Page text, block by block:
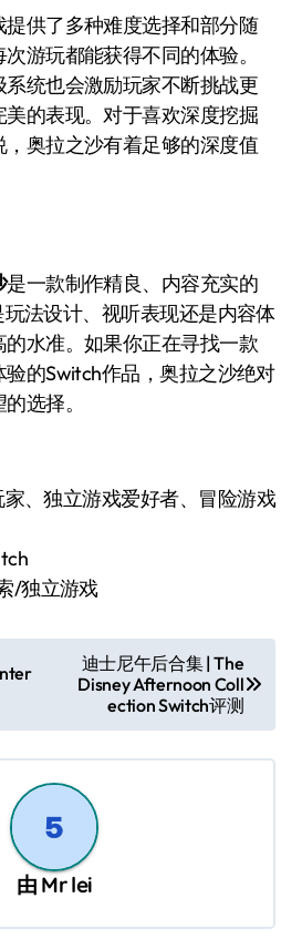
供了多种难度选择和部分随
游玩都能获得不同的体验。
统也会激励玩家不断挑战更
的表现。对于喜欢深度挖掘
奥拉之沙有着足够的深度值
是一款制作精良、内容充实的
法设计、视听表现还是内容体
水准。如果你正在寻找一款
的Switch作品，奥拉之沙绝对
选择。
、独立游戏爱好者、冒险游戏
/独立游戏
迪士尼午后合集 | The
Disney Afternoon Coll
ection Switch评测
由 Mr lei